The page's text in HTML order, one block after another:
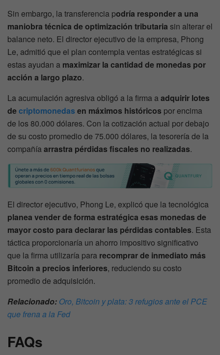
Sin embargo, la transferencia podría responder a una
maniobra técnica de optimización tributaria sin alterar el
balance neto. El director ejecutivo de la empresa, Phong
Le, admitió que el plan contempla ventas estratégicas si
estas ayudan a maximizar la cantidad de monedas por
acción a largo plazo.
La acumulación agresiva obligó a la firma aadquirir lotes
decriptomonedas en máximos históricos por encima
de los 80.000 dólares. Con la cotización actual por debajo
de su costo promedio de 75.000 dólares, la tesorería de la
compañíaarrastra pérdidas fiscales no realizadas.
El director ejecutivo, Phong Le, explicó que la tecnológica
planea vender de forma estratégica esas monedas de
mayor costo para declarar las pérdidas contables. Esta
táctica proporcionaría un ahorro impositivo significativo
que la firma utilizaría para recomprar de inmediato más
Bitcoin a precios inferiores, reduciendo su costo
promedio de adquisición.
Relacionado: Oro, Bitcoin y plata: 3 refugios ante el PCE
que frena a la Fed
FAQs